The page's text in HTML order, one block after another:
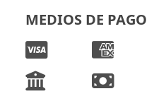
MEDIOS DE PAGO